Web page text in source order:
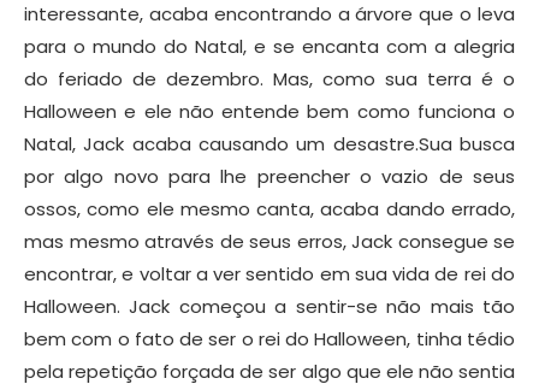
interessante, acaba encontrando a árvore que o leva
para o mundo do Natal, e se encanta com a alegria
do feriado de dezembro. Mas, como sua terra é o
Halloween e ele não entende bem como funciona o
Natal, Jack acaba causando um desastre.Sua busca
por algo novo para lhe preencher o vazio de seus
ossos, como ele mesmo canta, acaba dando errado,
mas mesmo através de seus erros, Jack consegue se
encontrar, e voltar a ver sentido em sua vida de rei do
Halloween. Jack começou a sentir-se não mais tão
bem com o fato de ser o rei do Halloween, tinha tédio
pela repetição forçada de ser algo que ele não sentia